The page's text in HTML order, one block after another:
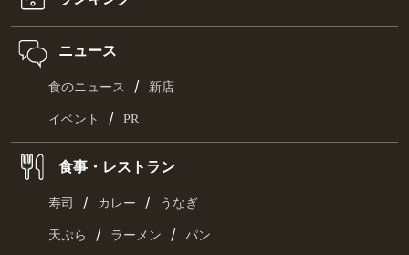
ニュース
食のニュース / 新店
イベント / PR
食事・レストラン
寿司 / カレー / うなぎ
天ぷら / ラーメン / パン